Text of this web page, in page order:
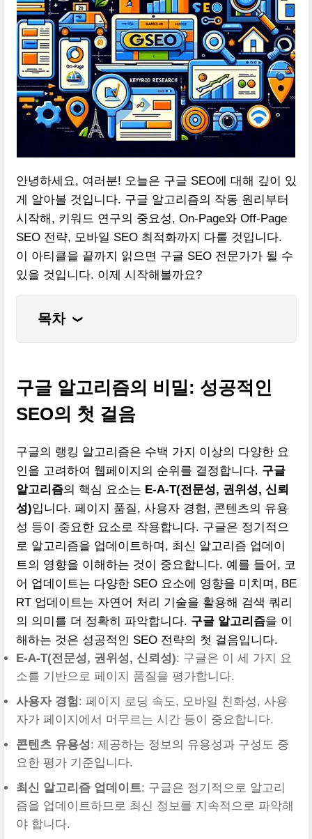
안녕하세요, 여러분! 오늘은 구글 SEO에 대해 깊이 있
게 알아볼 것입니다. 구글 알고리즘의 작동 원리부터
시작해, 키워드 연구의 중요성, On-Page와 Off-Page
SEO 전략, 모바일 SEO 최적화까지 다룰 것입니다.
이 아티클을 끝까지 읽으면 구글 SEO 전문가가 될 수
있을 것입니다. 이제 시작해볼까요?
목차 ❮
구글 알고리즘의 비밀: 성공적인
SEO의 첫 걸음
구글의 랭킹 알고리즘은 수백 가지 이상의 다양한 요
인을 고려하여 웹페이지의 순위를 결정합니다. 구글
알고리즘의 핵심 요소는 E-A-T(전문성, 권위성, 신뢰
성)입니다. 페이지 품질, 사용자 경험, 콘텐츠의 유용
성 등이 중요한 요소로 작용합니다. 구글은 정기적으
로 알고리즘을 업데이트하며, 최신 알고리즘 업데이
트의 영향을 이해하는 것이 중요합니다. 예를 들어, 코
어 업데이트는 다양한 SEO 요소에 영향을 미치며, BE
RT 업데이트는 자연어 처리 기술을 활용해 검색 쿼리
의 의미를 더 정확히 파악합니다. 구글 알고리즘을 이
해하는 것은 성공적인 SEO 전략의 첫 걸음입니다.
E-A-T(전문성, 권위성, 신뢰성): 구글은 이 세 가지 요
소를 기반으로 페이지 품질을 평가합니다.
사용자 경험: 페이지 로딩 속도, 모바일 친화성, 사용
자가 페이지에서 머무르는 시간 등이 중요합니다.
콘텐츠 유용성: 제공하는 정보의 유용성과 구성도 중
요한 평가 기준입니다.
최신 알고리즘 업데이트: 구글은 정기적으로 알고리
즘을 업데이트하므로 최신 정보를 지속적으로 파악해
야 합니다.